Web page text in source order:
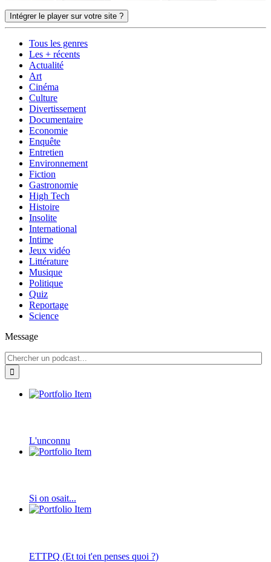
Intégrer le player sur votre site ?
Tous les genres
Les + récents
Actualité
Art
Cinéma
Culture
Divertissement
Documentaire
Economie
Enquête
Entretien
Environnement
Fiction
Gastronomie
High Tech
Histoire
Insolite
International
Intime
Jeux vidéo
Littérature
Musique
Politique
Quiz
Reportage
Science
Message
L'unconnu
Si on osait...
ETTPQ (Et toi t'en penses quoi ?)